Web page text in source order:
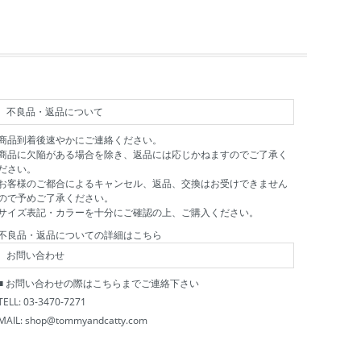
不良品・返品について
品到着後速やかにご連絡ください。
品に欠陥がある場合を除き、返品には応じかねますのでご了承く
さい。
客様のご都合によるキャンセル、返品、交換はお受けできません
で予めご了承ください。
イズ表記・カラーを十分にご確認の上、ご購入ください。
良品・返品についての詳細はこちら
お問い合わせ
お問い合わせの際はこちらまでご連絡下さい
03-3470-7271
shop@tommyandcatty.com